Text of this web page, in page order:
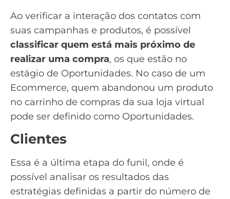
Ao verificar a interação dos contatos com
suas campanhas e produtos, é possível
classificar quem está mais próximo de
realizar uma compra, os que estão no
estágio de Oportunidades. No caso de um
Ecommerce, quem abandonou um produto
no carrinho de compras da sua loja virtual
pode ser definido como Oportunidades.
Clientes
Essa é a última etapa do funil, onde é
possível analisar os resultados das
estratégias definidas a partir do número de